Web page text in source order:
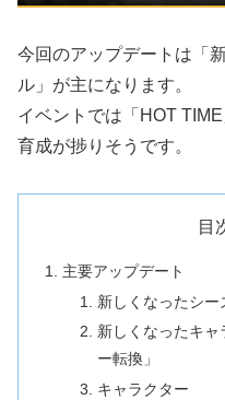
今回のアップデートは「
ル」が主になります。
イベントでは「HOT
育成が捗りそうです。
目
主要アップデート
新しくなったシー
新しくなったキャ
ー転換」
キャラクター